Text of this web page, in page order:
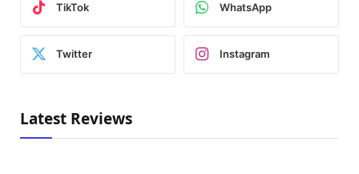
TikTok WhatsApp
Twitter Instagram
Latest Reviews